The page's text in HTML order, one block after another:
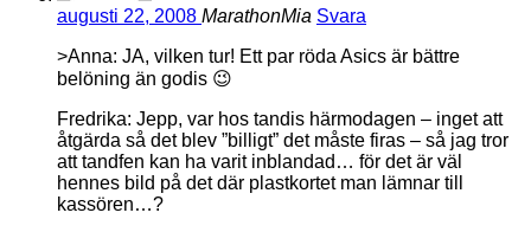
augusti 22, 2008 MarathonMia Svara
>Anna: JA, vilken tur! Ett par röda Asics är bättre
belöning än godis 😉
Fredrika: Jepp, var hos tandis härmodagen – inget att
åtgärda så det blev ”billigt” det måste firas – så jag tror
att tandfen kan ha varit inblandad… för det är väl
hennes bild på det där plastkortet man lämnar till
kassören…?